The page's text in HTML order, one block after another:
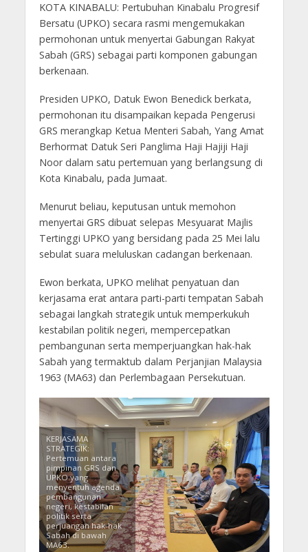
KOTA KINABALU: Pertubuhan Kinabalu Progresif
Bersatu (UPKO) secara rasmi mengemukakan
permohonan untuk menyertai Gabungan Rakyat
Sabah (GRS) sebagai parti komponen gabungan
berkenaan.
Presiden UPKO, Datuk Ewon Benedick berkata,
permohonan itu disampaikan kepada Pengerusi
GRS merangkap Ketua Menteri Sabah, Yang Amat
Berhormat Datuk Seri Panglima Haji Hajiji Haji
Noor dalam satu pertemuan yang berlangsung di
Kota Kinabalu, pada Jumaat.
Menurut beliau, keputusan untuk memohon
menyertai GRS dibuat selepas Mesyuarat Majlis
Tertinggi UPKO yang bersidang pada 25 Mei lalu
sebulat suara meluluskan cadangan berkenaan.
Ewon berkata, UPKO melihat penyatuan dan
kerjasama erat antara parti-parti tempatan Sabah
sebagai langkah strategik untuk memperkukuh
kestabilan politik negeri, mempercepatkan
pembangunan serta memperjuangkan hak-hak
Sabah yang termaktub dalam Perjanjian Malaysia
1963 (MA63) dan Perlembagaan Persekutuan.
KERJASAMA
STRATEGIK:
Pertemuan antara
pimpinan GRS dan
UPKO yang
menyentuh agenda
pembangunan
negeri, kestabilan
politik serta
perjuangan hak-hak
Sabah di bawah
MA63.